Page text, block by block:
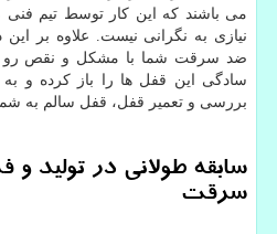
می باشند که این کار توسط تیم
نیازی به نگرانی نیست. علاوه بر
ضد سرقت شما با مشکل و نقص رو
سادگی این قفل ها را باز کرده و
بررسی و تعمیر قفل، قفل سالم به
سابقه طولانی در
سرقت